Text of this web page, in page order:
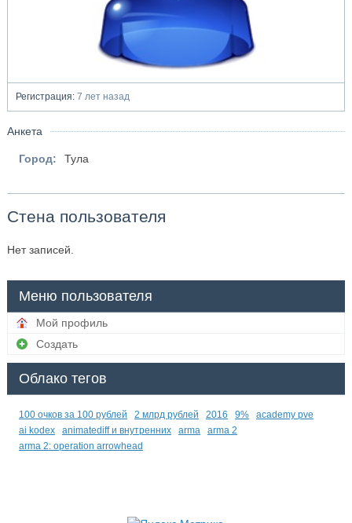
Регистрация:7 лет назад
Анкета
Город: Тула
Стена пользователя
Нет записей.
Меню пользователя
Мой профиль
Создать
Облако тегов
100 очков за 100 рублей 2 млрд рублей 2016 9%
academy pve
ai kodex
animatediff и внутренних arma
arma 2
arma 2: operation arrowhead